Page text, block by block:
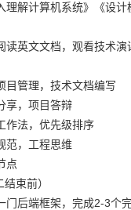
理解计算机系统》《设计
读英文文档，观看技术演
目管理，技术文档编写
享，项目答辩
作法，优先级排序
范，工程思维
点
束前）
门后端框架，完成2-3个